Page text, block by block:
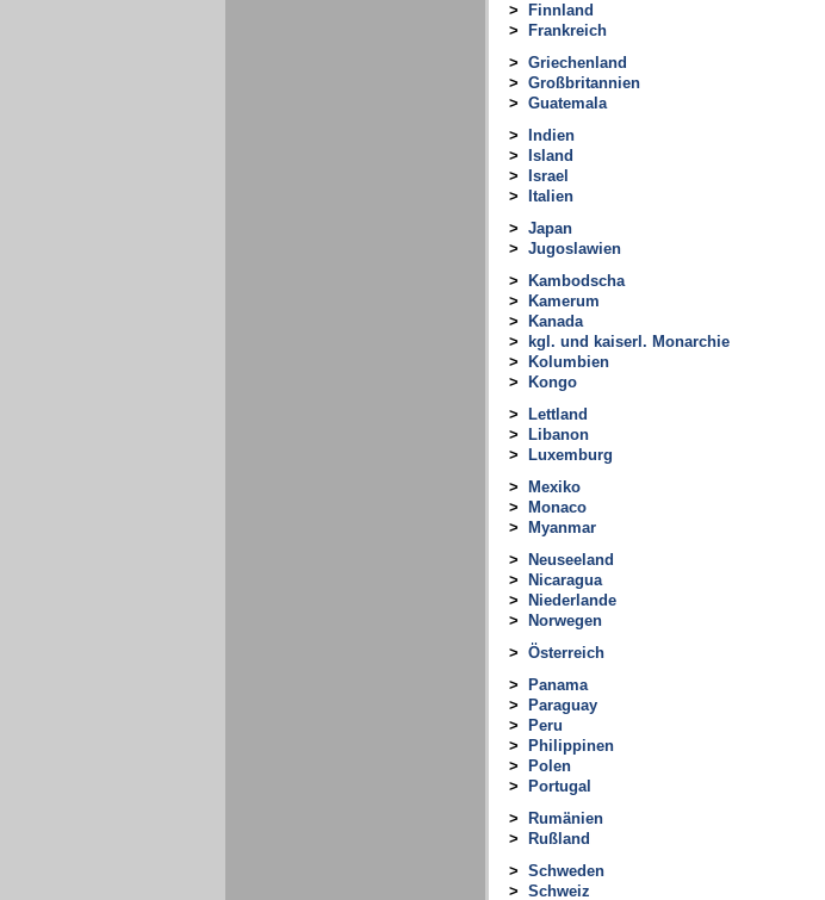
>
Finnland
>
Frankreich
> Griechenland
> Großbritannien
> Guatemala
>
Indien
>
Island
>
Israel
>
Italien
> Japan
> Jugoslawien
>
Kambodscha
>
Kamerum
>
Kanada
>
kgl. und kaiserl. Monarchie
>
Kolumbien
>
Kongo
>
Lettland
>
Libanon
>
Luxemburg
>
Mexiko
>
Monaco
>
Myanmar
>
Neuseeland
>
Nicaragua
>
Niederlande
>
Norwegen
> Österreich
>
Panama
>
Paraguay
>
Peru
>
Philippinen
>
Polen
>
Portugal
>
Rumänien
>
Rußland
> Schweden
> Schweiz